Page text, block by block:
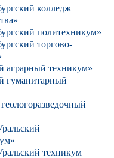
колледж
политехникум»
торгово-
техникум»
техникум